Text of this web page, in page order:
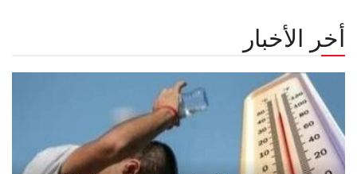
أخر الأخبار